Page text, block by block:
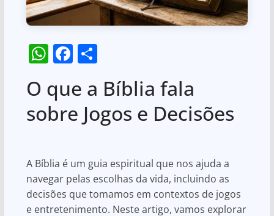
W
h
at
s
p
F
a
c
e
b
o
k
S
ar
e
O que a Bíblia fala
sobre Jogos e Decisões
A Bíblia é um guia espiritual que nos ajuda a
navegar pelas escolhas da vida, incluindo as
decisões que tomamos em contextos de jogos
e entretenimento. Neste artigo, vamos explorar